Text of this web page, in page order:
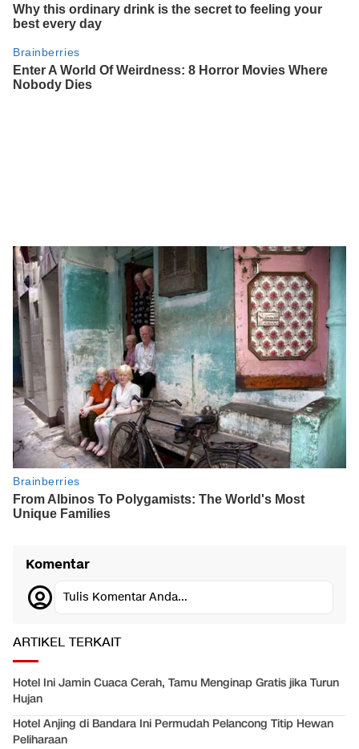
Komentar
Tulis Komentar Anda...
ARTIKEL TERKAIT
Hotel Ini Jamin Cuaca Cerah, Tamu Menginap Gratis jika Turun
Hujan
Hotel Anjing di Bandara Ini Permudah Pelancong Titip Hewan
Peliharaan